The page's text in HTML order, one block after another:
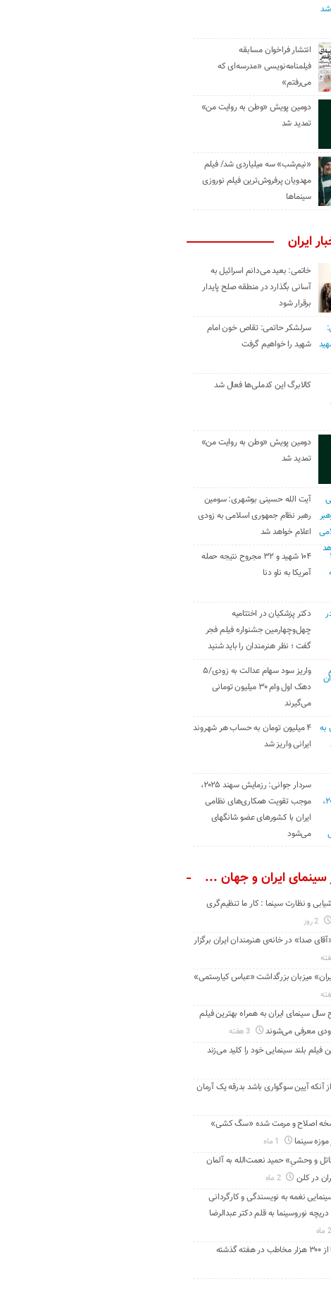
انتشار فراخوان مسابقه
فیلمنامه‌نویسی «مدرسه‌ای که
می‌رفتم»
دومین پویش «وطن به روایت من»
تمدید شد
«نیم‌شب» سه میلیاردی شد/ فیلم
مهدویان پرفروش‌ترین فیلم نوروزی
سینماها
ایران
خاتمی: بعید می‌دانم اسرائیل به
آسانی بگذارد در منطقه صلح پایدار
برقرار شود
سرلشکر حاتمی: تقاص خون امام
شهید را خواهیم گرفت
کالابرگ این کدملی‌ها فعال شد
دومین پویش «وطن به روایت من»
تمدید شد
آیت الله حسینی بوشهری: سومین
رهبر نظام جمهوری اسلامی به زودی
اعلام خواهد شد
۱۰۴ شهید و ۳۲ مجروح نتیجه حمله
آمریکا به ناو دنا
دکتر پزشکیان در اختتامیه
چهل‌وچهارمین جشنواره فیلم فجر
گفت ؛ نظر هنرمندان را باید شنید
واریز سود سهام عدالت به زودی/۵
دهک اول وام ۳۰ میلیون تومانی
می‌گیرند
۴ میلیون تومان به حساب هر شهروند
ایرانی واریز شد
سردار جوانی: رزمایش سهند ۲۰۲۵،
موجب تقویت همکاری‌های نظامی
ایران با کشور‌های عضو شانگهای
می‌شود
سینمای ایران و جهان ...
و نظارت سینما : کار ما تنظیم‌گری
صدا» در خانه‌ی هنرمندان ایران برگزار
میزبان بزرگداشت «عباس کیارستمی»
سینمای ایران به همراه بهترین فیلم
معرفی می‌شوند
3 هفته
فیلم بلند سینمایی خود را کلید می‌زند
آنکه آیین سوگواری باشد بدرقه یک آرمان
اصلاح و مرمت شده «سگ کشی»
سینما
و وحشیِ» حمید نعمت‌الله به آلمان
در کلن
2 ماه
نغمه به نویسندگی و کارگردانی
نوروسینما به قلم دکتر عبدالرضا
گذشته